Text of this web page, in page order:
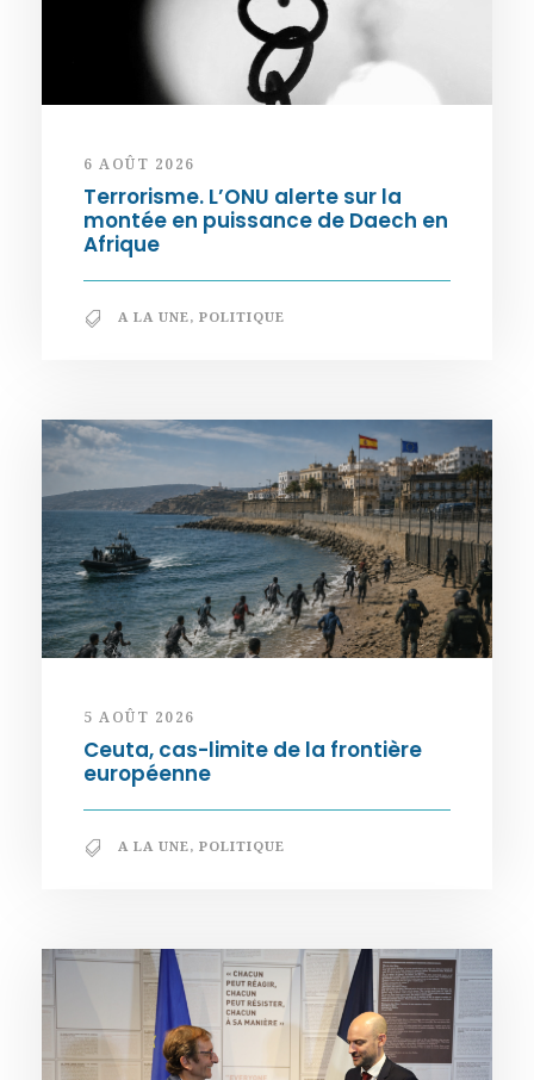
6 AOÛT 2026
Terrorisme. L’ONU alerte sur la
montée en puissance de Daech en
Afrique
A LA UNE, POLITIQUE
5 AOÛT 2026
Ceuta, cas-limite de la frontière
européenne
A LA UNE, POLITIQUE